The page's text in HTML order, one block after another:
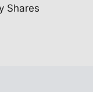
Shares